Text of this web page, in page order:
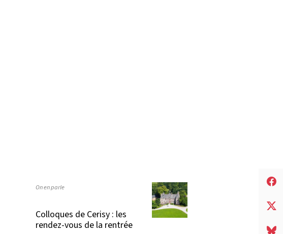
On en parle
Colloques de Cerisy : les
rendez-vous de la rentrée